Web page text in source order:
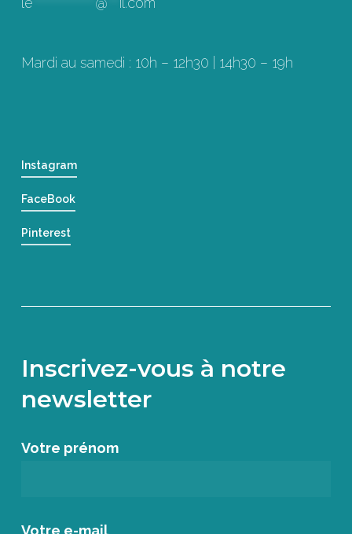
Mardi au samedi : 10h – 12h30 | 14h30 – 19h
Instagram
FaceBook
Pinterest
Inscrivez-vous à notre
newsletter
Votre prénom
Votre e-mail